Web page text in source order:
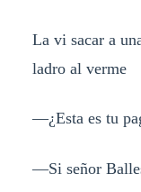
La vi sacar a
ladro al verme
—¿Esta es tu
—Si señor